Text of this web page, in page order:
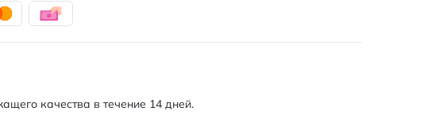
качества в течение 14 дней.